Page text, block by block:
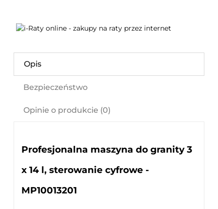
Opis
Bezpieczeństwo
Opinie o produkcie (0)
Profesjonalna maszyna do granity 3
x 14 l, sterowanie cyfrowe -
MP10013201